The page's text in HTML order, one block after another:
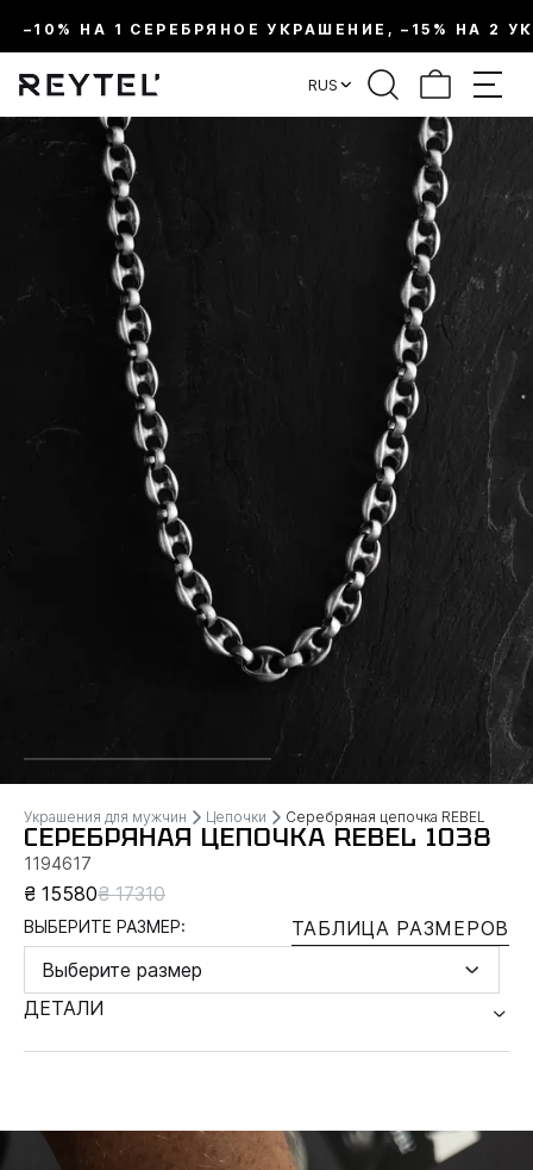
–10% НА 1 СЕРЕБРЯНОЕ УКРАШЕНИЕ, –15% НА 2
RUS
Украшения для мужчин Цепочки Серебряная цепочка REBEL
СЕРЕБРЯНАЯ ЦЕПОЧКА REBEL 1038
1194617
₴ 15580₴ 17310
ВЫБЕРИТЕ РАЗМЕР:
ТАБЛИЦА РАЗМЕРОВ
Выберите размер
ДЕТАЛИ